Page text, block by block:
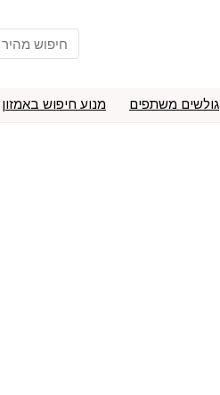
גולשים משתפים מנוע חיפוש באמזון